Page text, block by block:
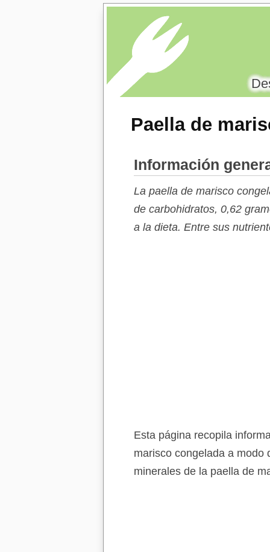
Paella de
Información
La paella de marisco
de carbohidratos, 0,62
a la dieta. Entre sus
Esta página recopila
marisco congelada a modo
minerales de la paella de